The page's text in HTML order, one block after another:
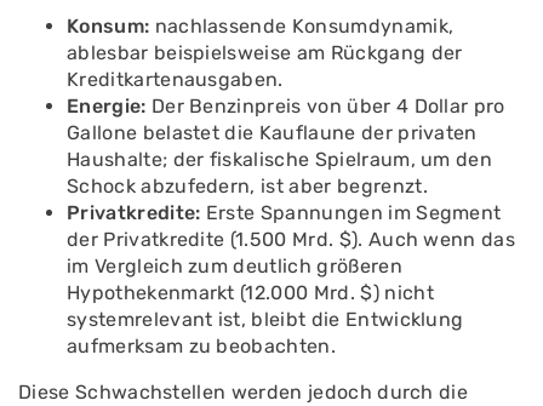
Konsum: nachlassende Konsumdynamik,
ablesbar beispielsweise am Rückgang der
Kreditkartenausgaben.
Energie: Der Benzinpreis von über 4 Dollar pro
Gallone belastet die Kauflaune der privaten
Haushalte; der fiskalische Spielraum, um den
Schock abzufedern, ist aber begrenzt.
Privatkredite: Erste Spannungen im Segment
der Privatkredite (1.500 Mrd. $). Auch wenn das
im Vergleich zum deutlich größeren
Hypothekenmarkt (12.000 Mrd. $) nicht
systemrelevant ist, bleibt die Entwicklung
aufmerksam zu beobachten.
Diese Schwachstellen werden jedoch durch die